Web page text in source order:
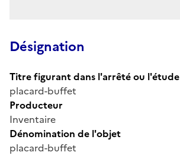
Désignation
Titre figurant dans l'arrêté ou l'étude
placard-buffet
Producteur
Inventaire
Dénomination de l'objet
placard-buffet